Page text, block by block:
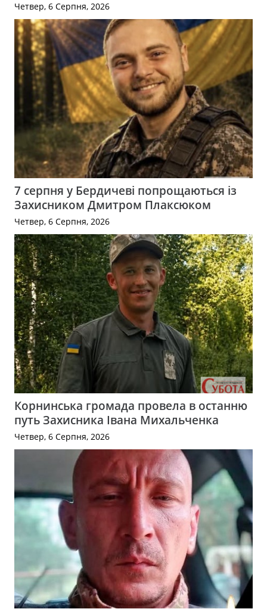
Четвер, 6 Серпня, 2026
7 серпня у Бердичеві попрощаються із
Захисником Дмитром Плаксюком
Четвер, 6 Серпня, 2026
Корнинська громада провела в останню
путь Захисника Івана Михальченка
Четвер, 6 Серпня, 2026